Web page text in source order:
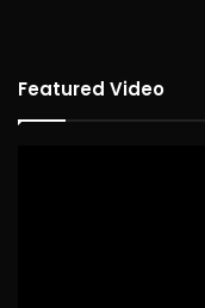
Featured Video